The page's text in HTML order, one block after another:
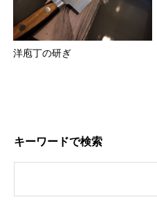
洋庖丁の研ぎ
キーワードで検索